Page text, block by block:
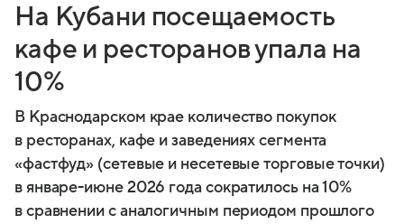
На Кубани посещаемость
кафе и ресторанов упала на
10%
В Краснодарском крае количество покупок
в ресторанах, кафе и заведениях сегмента
«фастфуд» (сетевые и несетевые торговые точки)
в январе-июне 2026 года сократилось на 10%
в сравнении с аналогичным периодом прошлого